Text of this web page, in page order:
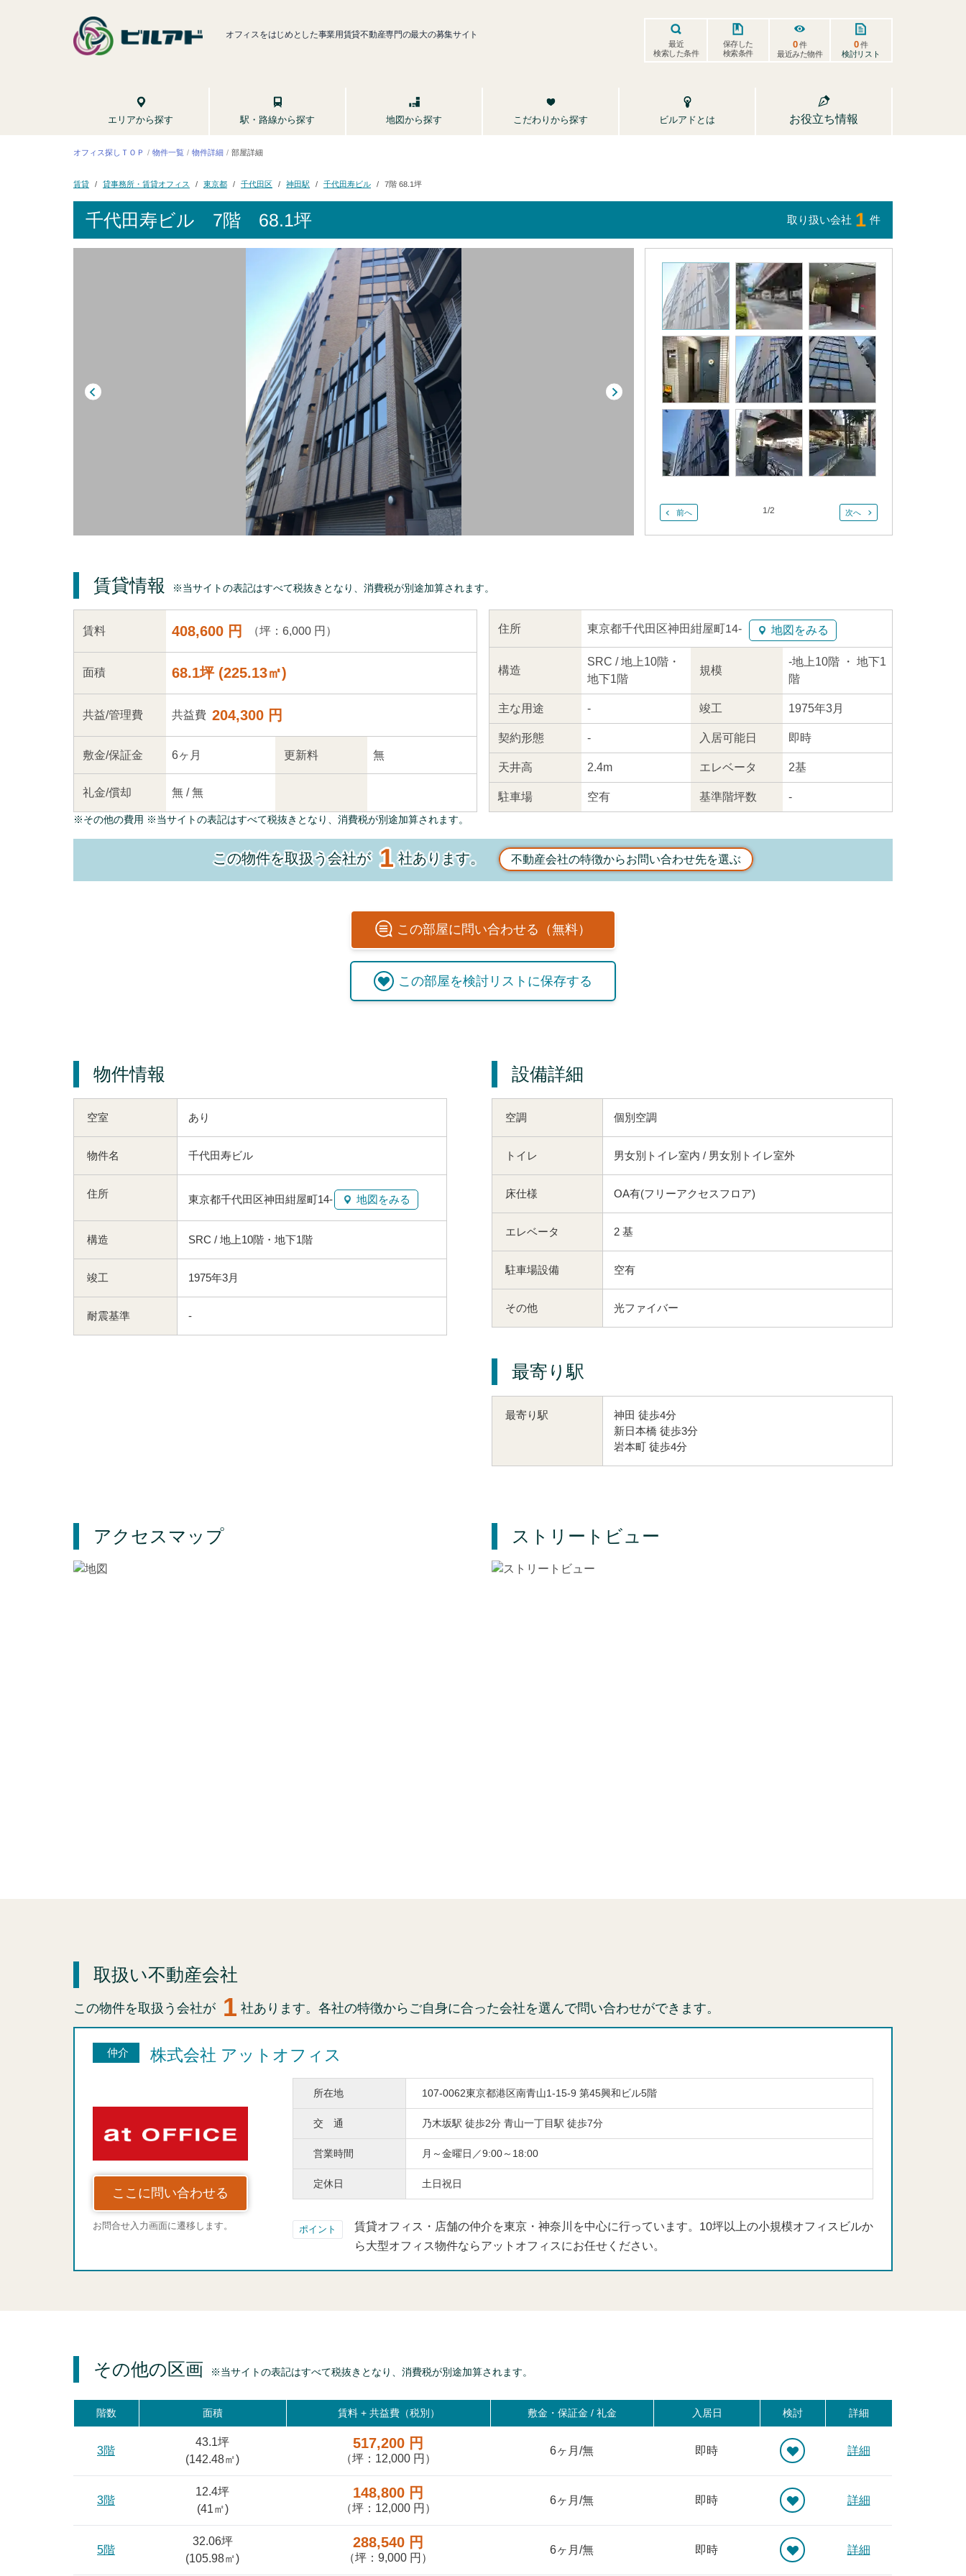
オフィスをはじめとした事業用賃貸不動産専門の最大の募集サイト
最近
検索した条件
保存した
検索条件
0件
最近みた物件
0件
検討リスト
エリアから探す 駅・路線から探す 地図から探す こだわりから探す ビルアドとは お役立ち情報
オフィス探しＴＯＰ 物件一覧 物件詳細 部屋詳細
賃貸 貸事務所・賃貸オフィス 東京都 千代田区 神田駅 千代田寿ビル 7階 68.1坪
千代田寿ビル 7階 68.1坪 取り扱い会社 1 件
前へ 1/2 次へ
賃貸情報 ※当サイトの表記はすべて税抜きとなり、消費税が別途加算されます。
賃料 408,600 円 （坪：6,000 円）
面積 68.1坪 (225.13㎡)
共益/管理費 共益費 204,300 円
敷金/保証金 6ヶ月 更新料 無
礼金/償却 無 /無
住所 東京都千代田区神田紺屋町14- 地図をみる
構造
SRC / 地上10階・
地下1階
規模
-地上10階 ・ 地下1
階
主な用途 - 竣工 1975年3月
契約形態 - 入居可能日 即時
天井高 2.4m エレベータ 2基
駐車場 空有 基準階坪数 -
※その他の費用 ※当サイトの表記はすべて税抜きとなり、消費税が別途加算されます。
この物件を取扱う会社が1社あります。 不動産会社の特徴からお問い合わせ先を選ぶ
この部屋に問い合わせる（無料）
この部屋を検討リストに保存する
物件情報
空室 あり
物件名 千代田寿ビル
住所 東京都千代田区神田紺屋町14- 地図をみる
構造 SRC / 地上10階・地下1階
竣工 1975年3月
耐震基準 -
設備詳細
空調 個別空調
トイレ 男女別トイレ室内 / 男女別トイレ室外
床仕様 OA有(フリーアクセスフロア)
エレベータ 2 基
駐車場設備 空有
その他 光ファイバー
最寄り駅
最寄り駅 神田 徒歩4分
新日本橋 徒歩3分
岩本町 徒歩4分
アクセスマップ ストリートビュー
取扱い不動産会社
この物件を取扱う会社が 1 社あります。各社の特徴からご自身に合った会社を選んで問い合わせができます。
仲介 株式会社 アットオフィス
ここに問い合わせる
お問合せ入力画面に遷移します。
所在地 107-0062東京都港区南青山1-15-9 第45興和ビル5階
交 通 乃木坂駅 徒歩2分 青山一丁目駅 徒歩7分
営業時間 月～金曜日／9:00～18:00
定休日 土日祝日
ポイント 賃貸オフィス・店舗の仲介を東京・神奈川を中心に行っています。10坪以上の小規模オフィスビルか
ら大型オフィス物件ならアットオフィスにお任せください。
その他の区画 ※当サイトの表記はすべて税抜きとなり、消費税が別途加算されます。
階数 面積 賃料 +共益費（税別） 敷金・保証金 / 礼金 入居日 検討 詳細
3階
43.1坪
(142.48㎡)
517,200 円
（坪：12,000 円）
6ヶ月/無 即時 詳細
3階
12.4坪
(41㎡)
148,800 円
（坪：12,000 円）
6ヶ月/無 即時 詳細
5階
32.06坪
(105.98㎡)
288,540 円
（坪：9,000 円）
6ヶ月/無 即時 詳細